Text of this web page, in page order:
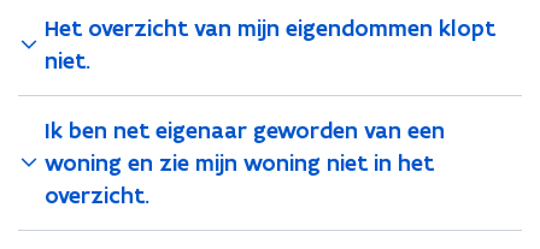
Het overzicht van mijn eigendommen klopt
niet.
Ik ben net eigenaar geworden van een
woning en zie mijn woning niet in het
overzicht.